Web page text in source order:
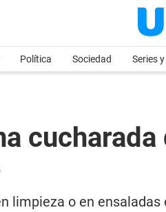
Política Sociedad Series
limpieza o en